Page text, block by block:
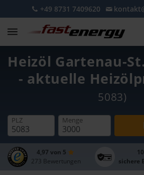
+49 8731 7409620
Heizöl Gartenau-
- aktuelle
5083)
PLZ Menge
4,97 von 5
273 Bewertungen
sichere